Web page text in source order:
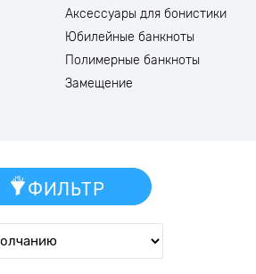
Аксессуары для бонистики
Юбилейные банкноты
Полимерные банкноты
Замещение
ФИЛЬТР